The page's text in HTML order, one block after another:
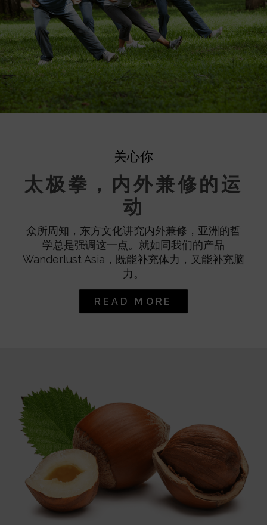
关心你
太极拳，内外兼修的运
动
众所周知，东方文化讲究内外兼修，亚洲的哲
学总是强调这一点。就如同我们的产品
Wanderlust Asia，既能补充体力，又能补充脑
力。
READ MORE